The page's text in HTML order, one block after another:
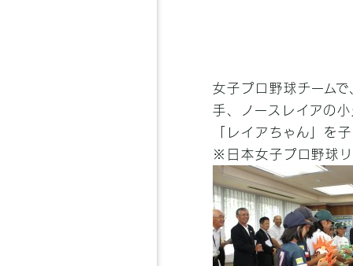
女子プロ野球チーム
手、ノースレイアの
「レイアちゃん」を
※日本女子プロ野球